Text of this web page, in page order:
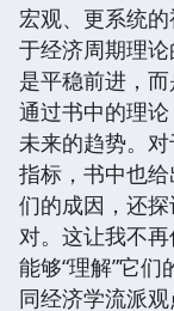
宏观、更系统
于经济周期理
是平稳前进，
通过书中的理
未来的趋势。
指标，书中也
们的成因，还
对。这让我不
能够“理解”它
同经济学流派